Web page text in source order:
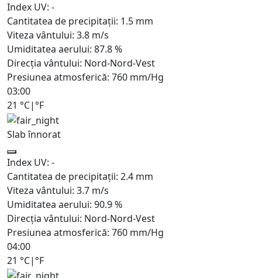
Index UV: -
Cantitatea de precipitații: 1.5 mm
Viteza vântului: 3.8 m/s
Umiditatea aerului: 87.8%
Direcția vântului: Nord-Nord-Vest
Presiunea atmosferică: 760 mm/Hg
03:00
21 °C| °F
Slab înnorat
Index UV: -
Cantitatea de precipitații: 2.4 mm
Viteza vântului: 3.7 m/s
Umiditatea aerului: 90.9%
Direcția vântului: Nord-Nord-Vest
Presiunea atmosferică: 760 mm/Hg
04:00
21 °C| °F